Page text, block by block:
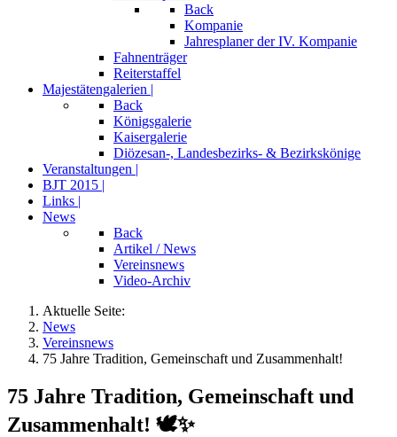
Back
Kompanie
Jahresplaner der IV. Kompanie
Fahnenträger
Reiterstaffel
Majestätengalerien |
Back
Königsgalerie
Kaisergalerie
Diözesan-, Landesbezirks- & Bezirkskönige
Veranstaltungen |
BJT 2015 |
Links |
News
Back
Artikel / News
Vereinsnews
Video-Archiv
Aktuelle Seite:
News
Vereinsnews
75 Jahre Tradition, Gemeinschaft und Zusammenhalt!
75 Jahre Tradition, Gemeinschaft und
Zusammenhalt! 🕊️✨